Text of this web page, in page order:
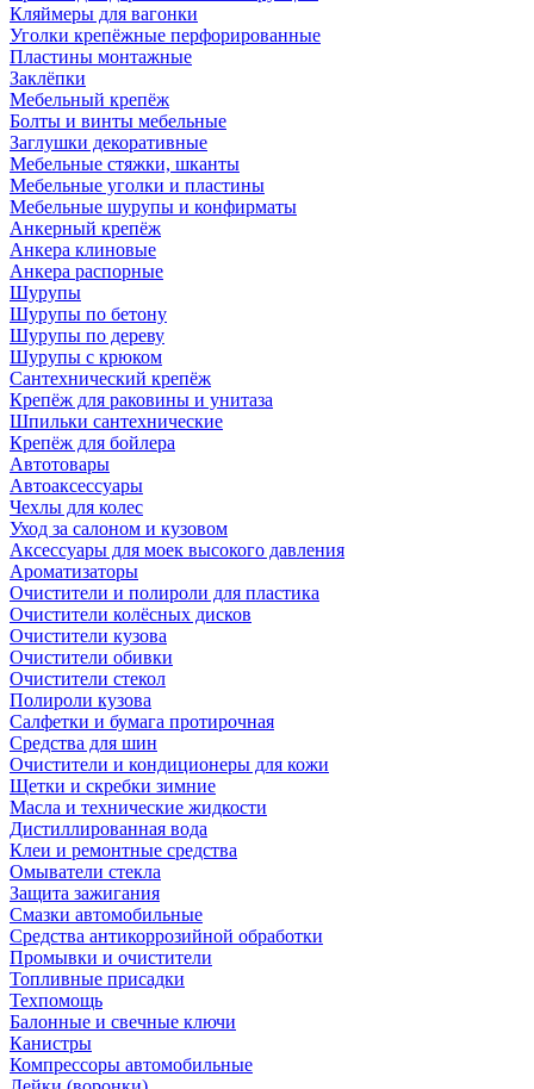
Кляймеры для вагонки
Уголки крепёжные перфорированные
Пластины монтажные
Заклёпки
Мебельный крепёж
Болты и винты мебельные
Заглушки декоративные
Мебельные стяжки, шканты
Мебельные уголки и пластины
Мебельные шурупы и конфирматы
Анкерный крепёж
Анкера клиновые
Анкера распорные
Шурупы
Шурупы по бетону
Шурупы по дереву
Шурупы с крюком
Сантехнический крепёж
Крепёж для раковины и унитаза
Шпильки сантехнические
Крепёж для бойлера
Автотовары
Автоаксессуары
Чехлы для колес
Уход за салоном и кузовом
Аксессуары для моек высокого давления
Ароматизаторы
Очистители и полироли для пластика
Очистители колёсных дисков
Очистители кузова
Очистители обивки
Очистители стекол
Полироли кузова
Салфетки и бумага протирочная
Средства для шин
Очистители и кондиционеры для кожи
Щетки и скребки зимние
Масла и технические жидкости
Дистиллированная вода
Клеи и ремонтные средства
Омыватели стекла
Защита зажигания
Смазки автомобильные
Средства антикоррозийной обработки
Промывки и очистители
Топливные присадки
Техпомощь
Балонные и свечные ключи
Канистры
Компрессоры автомобильные